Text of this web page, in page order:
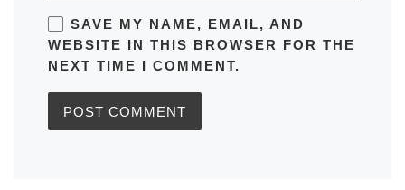
SAVE MY NAME, EMAIL, AND
WEBSITE IN THIS BROWSER FOR THE
NEXT TIME I COMMENT.